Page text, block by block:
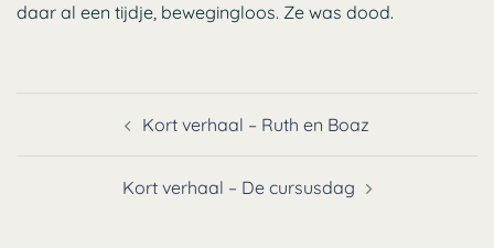
daar al een tijdje, bewegingloos. Ze was dood.
Kort verhaal – Ruth en Boaz
Kort verhaal – De cursusdag